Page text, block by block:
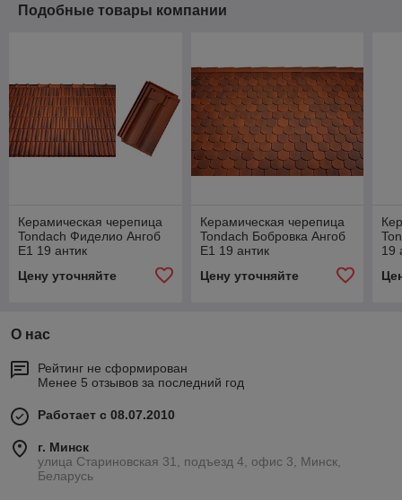
Подобные товары компании
Керамическая черепица
Tondach Фиделио Ангоб
E1 19 антик
Цену уточняйте
Керамическая черепица
Tondach Бобровка Ангоб
E1 19 антик
Цену уточняйте
19
О нас
Рейтинг не сформирован
Менее 5 отзывов за последний год
Работает с 08.07.2010
г. Минск
улица Стариновская 31, подъезд 4, офис 3, Минск,
Беларусь